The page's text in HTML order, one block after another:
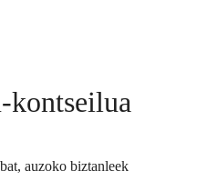
kontseilua
auzoko biztanleek